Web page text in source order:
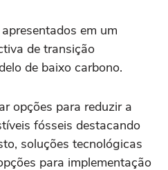
em um
de transição
de baixo carbono.
opções para reduzir a
fósseis destacando
soluções tecnológicas
para implementação